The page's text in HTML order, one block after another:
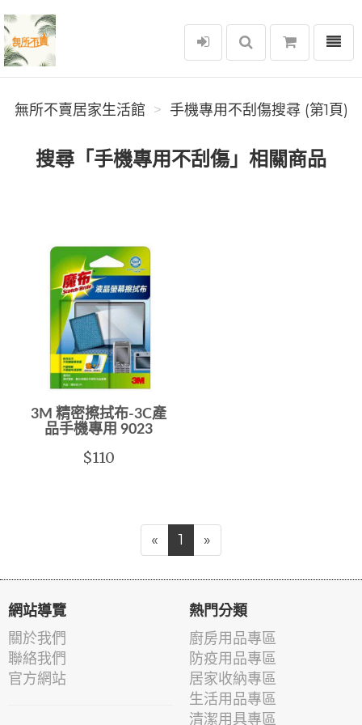
無所不賣居家生活館
選單
無所不賣居家生活館 手機專用不刮傷搜尋 (第1頁)
搜尋「手機專用不刮傷」相關商品
3M 精密擦拭布-3C產
品手機專用 9023
$110
« 1 »
網站導覽
關於我們
聯絡我們
官方網站
熱門分類
廚房用品專區
防疫用品專區
居家收納專區
生活用品專區
清潔用具專區